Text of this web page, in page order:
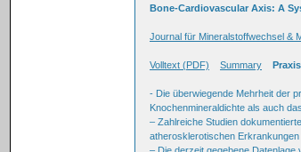
Bone-Cardiovascular Axis: A
Journal für Mineralstoffwechsel &
Volltext (PDF) Summary
- Die überwiegende Mehrheit der
Knochenmineraldichte als auch
– Zahlreiche Studien
atherosklerotischen